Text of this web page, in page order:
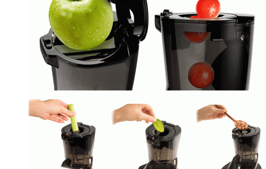
Miệng máy ép nguyên trái lẫy tự động thông minh 2
trong 1 thế hệ mới “O Type Flap Gate” rộng 82mm